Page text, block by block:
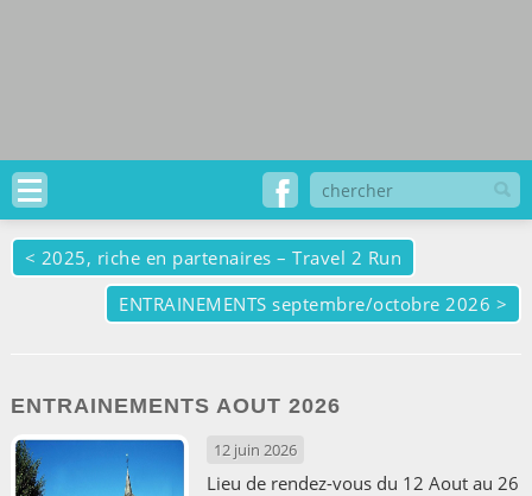
< 2025, riche en partenaires – Travel 2 Run
ENTRAINEMENTS septembre/octobre 2026 >
ENTRAINEMENTS AOUT 2026
12 juin 2026
Lieu de rendez-vous du 12 Aout au 26